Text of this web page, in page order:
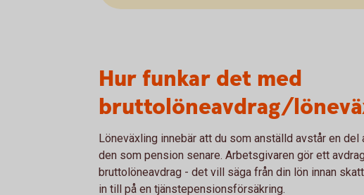
Hur funkar det med
bruttolöneavdrag/
Löneväxling innebär att du som anställd avstår en
den som pension senare. Arbetsgivaren gör ett
bruttolöneavdrag - det vill säga från din lön innan
in till på en tjänstepensionsförsäkring.